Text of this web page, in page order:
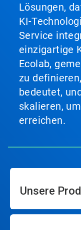
Lösungen,
KI-
Service
einzigartige
Ecolab,
zu
bedeutet,
skalieren,
erreichen.
Unsere